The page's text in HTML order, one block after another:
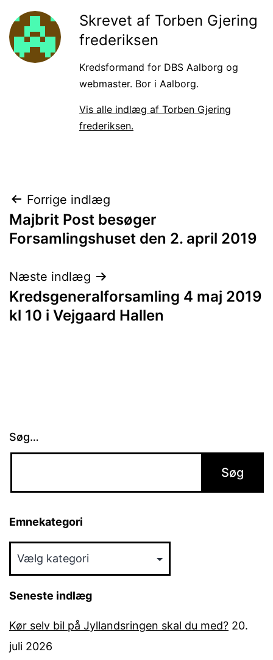
Skrevet af Torben Gjering
frederiksen
Kredsformand for DBS Aalborg og
webmaster. Bor i Aalborg.
Vis alle indlæg af Torben Gjering
frederiksen.
Indlægsnavigation
Forrige indlæg
Majbrit Post besøger
Forsamlingshuset den 2. april 2019
Næste indlæg
Kredsgeneralforsamling 4 maj 2019
kl 10 i Vejgaard Hallen
Søg…
Emnekategori
Seneste indlæg
Kør selv bil på Jyllandsringen skal du med? 20.
juli 2026